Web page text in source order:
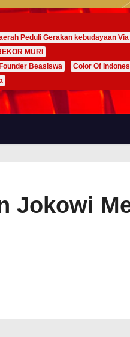
Peduli Gerakan kebudayaan Via
MURI
Beasiswa
Color Of
Jokowi